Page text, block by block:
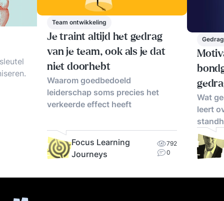
Team ontwikkeling
Je traint altijd het gedrag
van je team, ook als je dat
niet doorhebt
Waarom goedbedoeld
leiderschap soms precies het
verkeerde effect heeft
Focus Learning
Journeys
792
0
Wat
leert